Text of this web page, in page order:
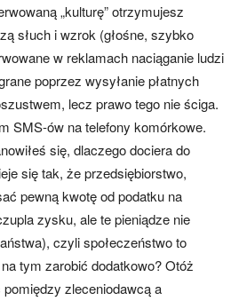
„kulturę” otrzymujesz
słuch i wzrok (głośne, szybko
w reklamach naciąganie ludzi
poprzez wysyłanie płatnych
lecz prawo tego nie ściga.
SMS-ów na telefony komórkowe.
się, dlaczego dociera do
się tak, że przedsiębiorstwo,
pewną kwotę od podatku na
zysku, ale te pieniądze nie
czyli społeczeństwo to
tym zarobić dodatkowo? Otóż
zleceniodawcą a